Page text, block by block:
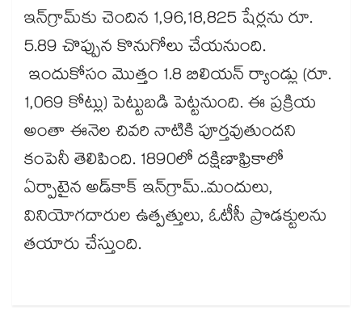
ఇన్​గ్రామ్‌కు చెందిన 1,96,18,825 షేర్లను రూ.
5.89 చొప్పున కొనుగోలు చేయనుంది.
ఇందుకోసం మొత్తం 1.8 బిలియన్ ​ర్యాండ్లు (రూ.
1,069 కోట్లు) పెట్టుబడి పెట్టనుంది. ఈ ప్రక్రియ
అంతా ఈనెల చివరి నాటికి పూర్తవుతుందని
కంపెనీ తెలిపింది. 1890లో దక్షిణాఫ్రికాలో
ఏర్పాటైన అడ్‌కాక్ ఇన్​గ్రామ్..మందులు,
వినియోగదారుల ఉత్పత్తులు, ఓటీసీ ప్రొడక్టులను
తయారు చేస్తుంది.